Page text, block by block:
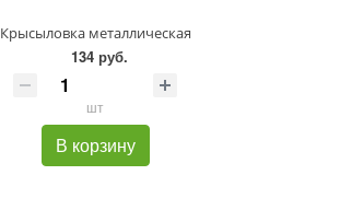
Крысыловка металлическая
134 руб.
шт
В корзину